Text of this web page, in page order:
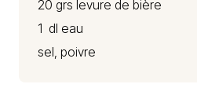
20 grs levure de bière
1 dl eau
sel, poivre